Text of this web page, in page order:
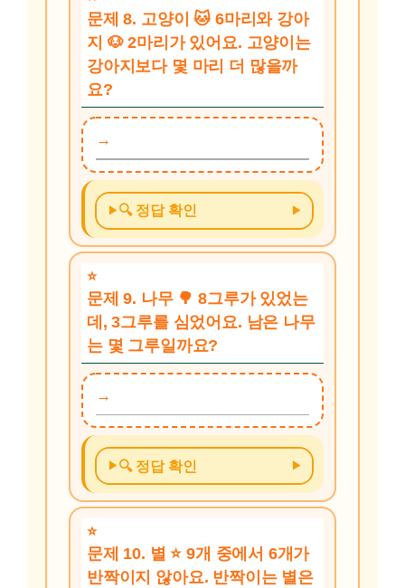
문제 8. 고양이 🐱 6마리와 강아
지 🐶 2마리가 있어요. 고양이는
강아지보다 몇 마리 더 많을까
요?
🔍 정답 확인
문제 9. 나무 🌳 8그루가 있었는
데, 3그루를 심었어요. 남은 나무
는 몇 그루일까요?
🔍 정답 확인
문제 10. 별 ⭐ 9개 중에서 6개가
반짝이지 않아요. 반짝이는 별은